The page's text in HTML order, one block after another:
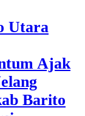
Utara
Ajak
Barito